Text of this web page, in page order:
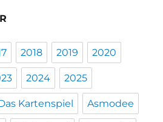
2018 2019 2020
2024 2025
Kartenspiel Asmodee